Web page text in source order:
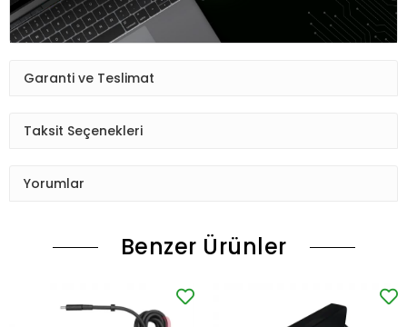
Garanti ve Teslimat
Taksit Seçenekleri
Yorumlar
Benzer Ürünler